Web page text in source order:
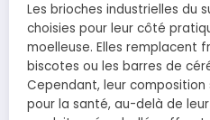
Les brioches industrielles du
choisies pour leur côté
moelleuse. Elles remplacent
biscotes ou les barres de
Cependant, leur composition
pour la santé, au-delà de